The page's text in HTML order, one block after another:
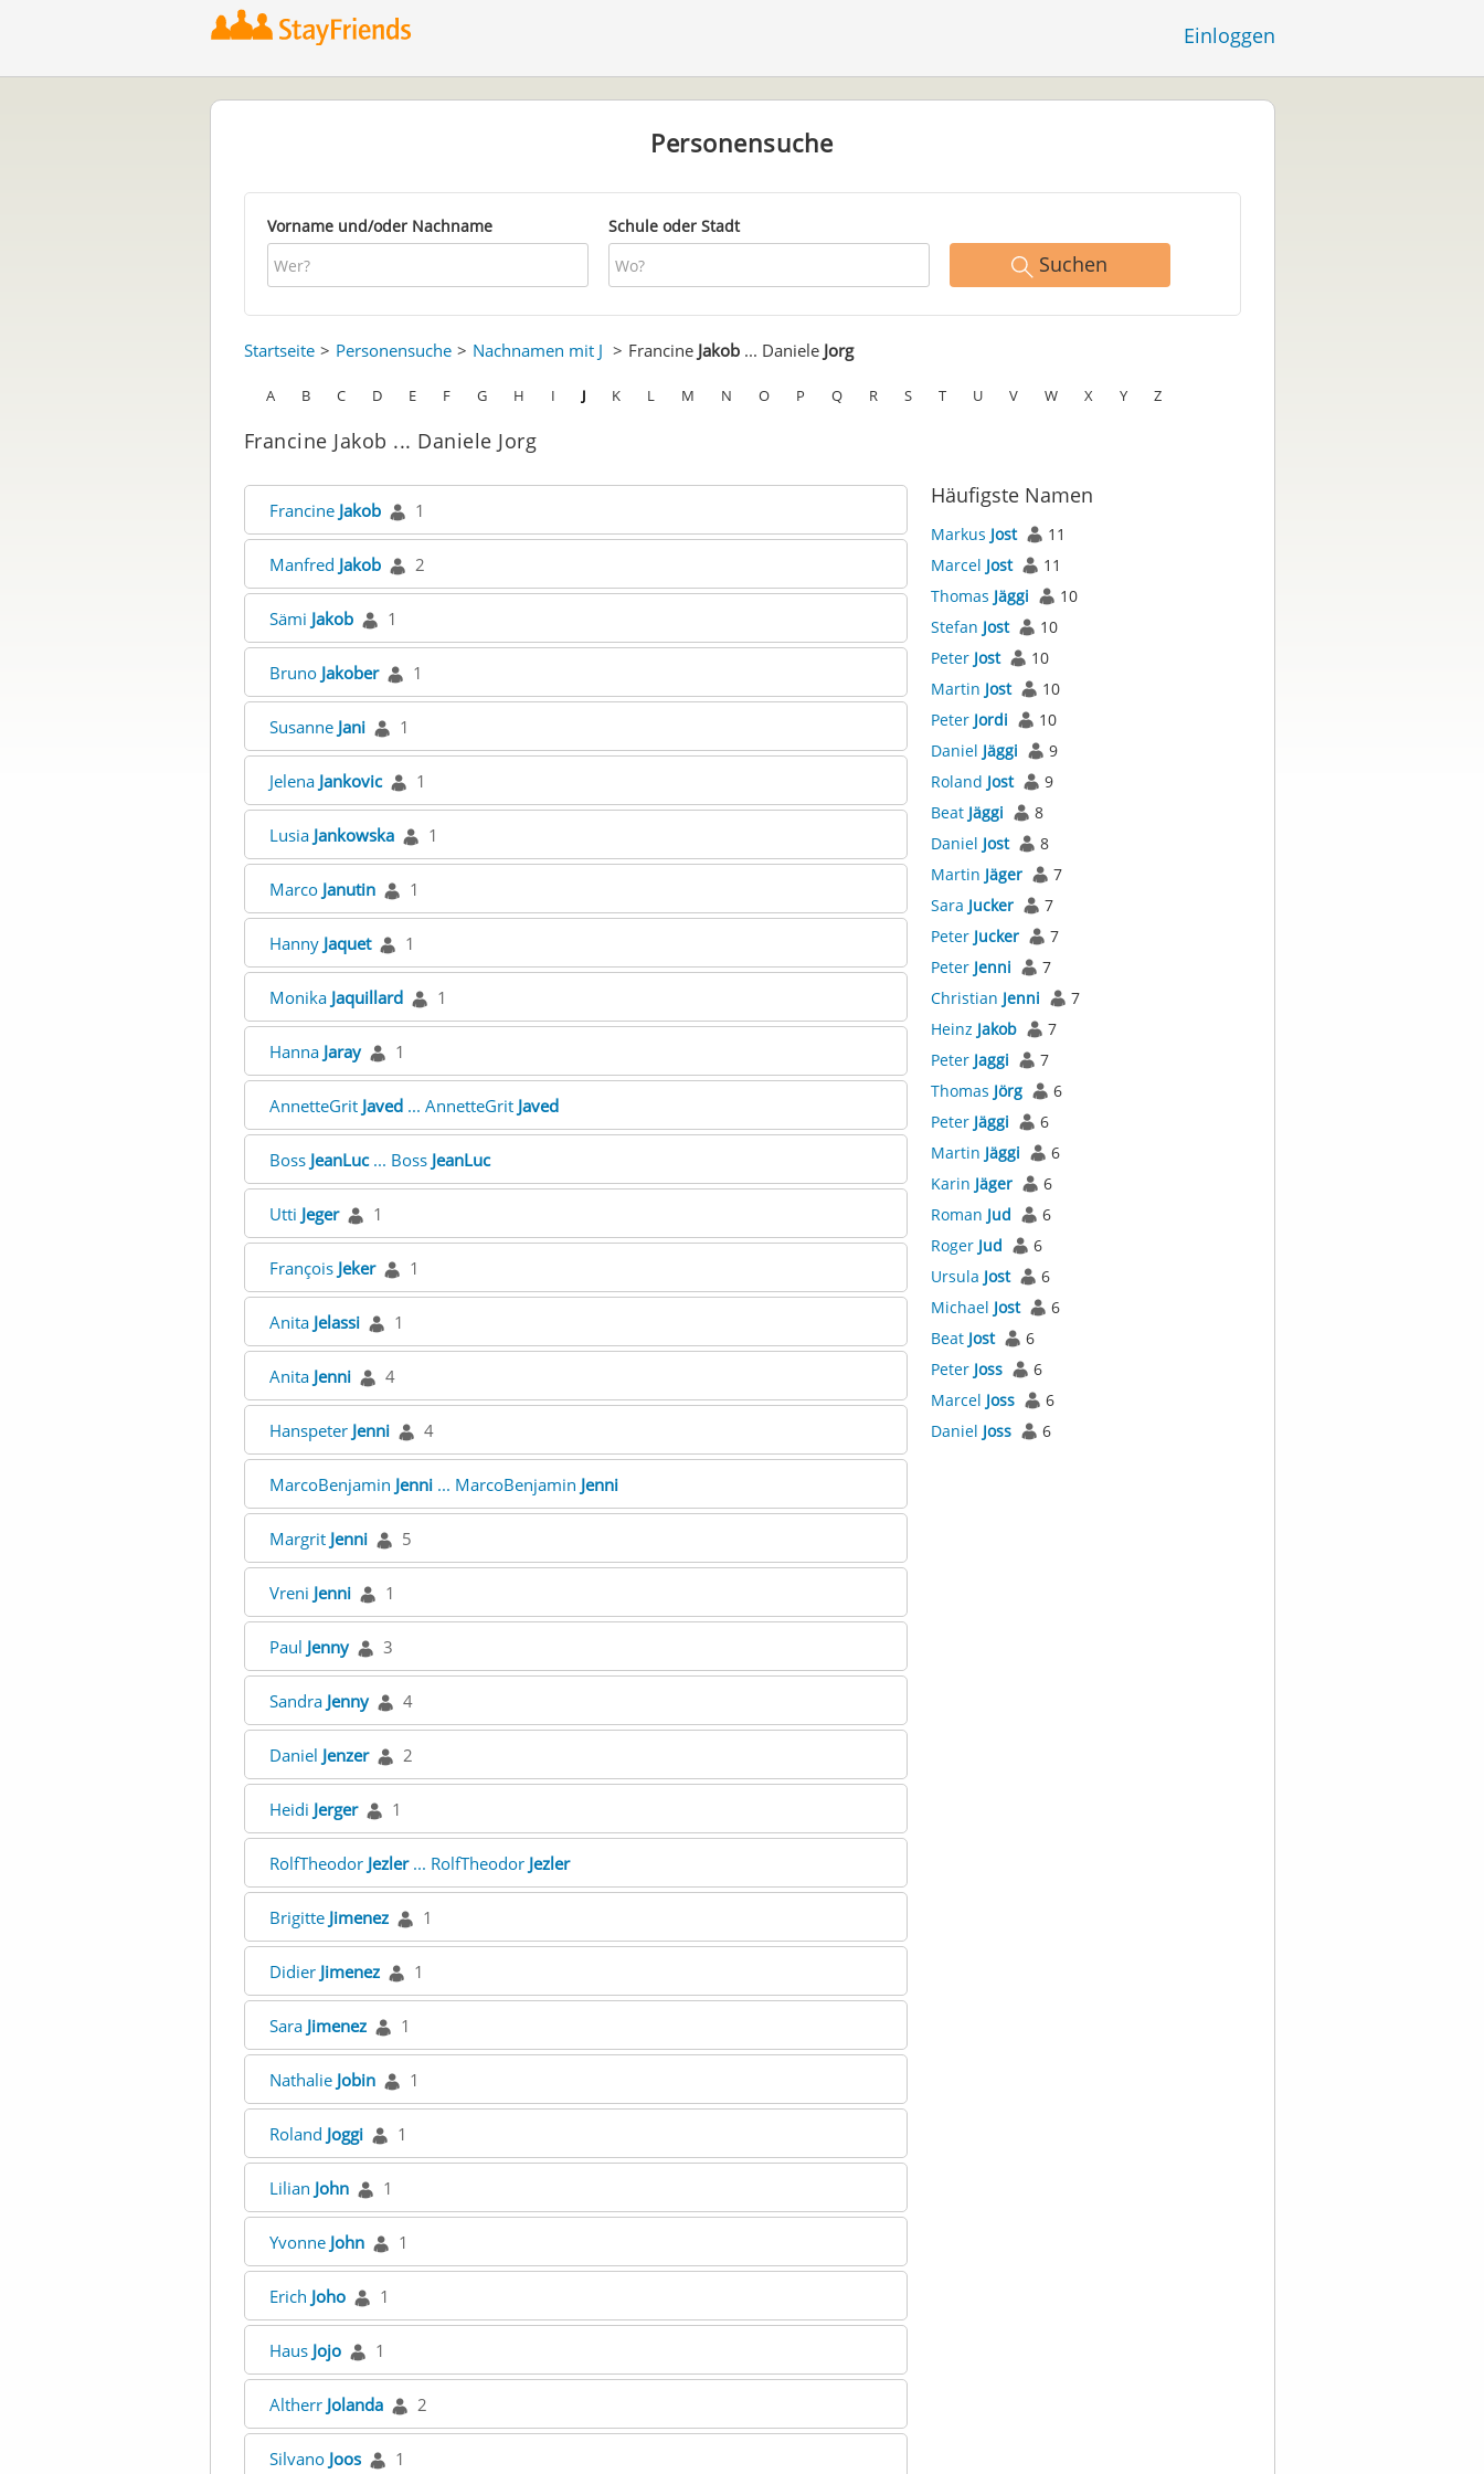
Einloggen
Personensuche
Vorname und/oder Nachname Schule oder Stadt
Suchen
Startseite Personensuche Nachnamen mit J Francine Jakob... Daniele Jorg
A B C D E F G H I J K L M N O P Q R S T U V W X Y Z
Francine Jakob ... Daniele Jorg
Francine Jakob 1
Manfred Jakob 2
Sämi Jakob 1
Bruno Jakober 1
Susanne Jani 1
Jelena Jankovic 1
Lusia Jankowska 1
Marco Janutin 1
Hanny Jaquet 1
Monika Jaquillard 1
Hanna Jaray 1
AnnetteGrit Javed... AnnetteGrit Javed
Boss JeanLuc... Boss JeanLuc
Utti Jeger 1
François Jeker 1
Anita Jelassi 1
Anita Jenni 4
Hanspeter Jenni 4
MarcoBenjamin Jenni... MarcoBenjamin Jenni
Margrit Jenni 5
Vreni Jenni 1
Paul Jenny 3
Sandra Jenny 4
Daniel Jenzer 2
Heidi Jerger 1
RolfTheodor Jezler... RolfTheodor Jezler
Brigitte Jimenez 1
Didier Jimenez 1
Sara Jimenez 1
Nathalie Jobin 1
Roland Joggi 1
Lilian John 1
Yvonne John 1
Erich Joho 1
Haus Jojo 1
Altherr Jolanda 2
Silvano Joos 1
Häufigste Namen
Markus Jost
11
Marcel Jost
11
Thomas Jäggi
10
Stefan Jost
10
Peter Jost
10
Martin Jost
10
Peter Jordi
10
Daniel Jäggi
9
Roland Jost
9
Beat Jäggi
8
Daniel Jost
8
Martin Jäger
7
Sara Jucker
7
Peter Jucker
7
Peter Jenni
7
Christian Jenni
7
Heinz Jakob
7
Peter Jaggi
7
Thomas Jörg
6
Peter Jäggi
6
Martin Jäggi
6
Karin Jäger
6
Roman Jud
6
Roger Jud
6
Ursula Jost
6
Michael Jost
6
Beat Jost
6
Peter Joss
6
Marcel Joss
6
Daniel Joss 6